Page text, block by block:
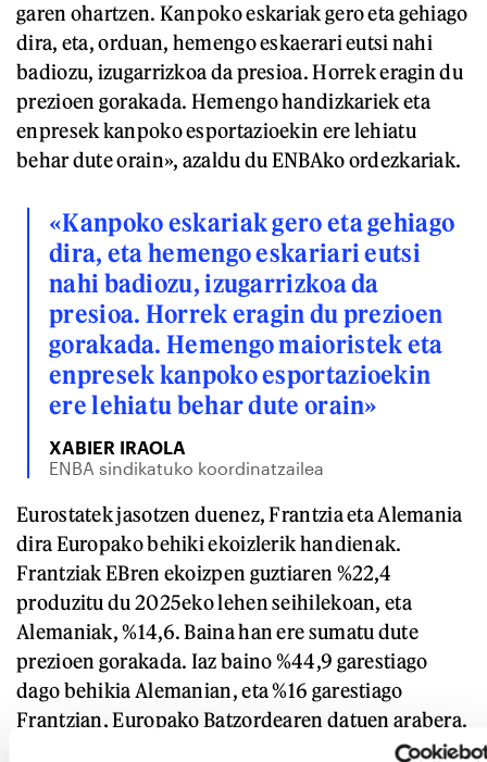
garen ohartzen. Kanpoko eskariak gero eta gehiago
dira, eta, orduan, hemengo eskaerari eutsi nahi
badiozu, izugarrizkoa da presioa. Horrek eragin du
prezioen gorakada. Hemengo handizkariek eta
enpresek kanpoko esportazioekin ere lehiatu
behar dute orain», azaldu du ENBAko ordezkariak.
«Kanpoko eskariak gero eta gehiago
dira, eta hemengo eskariari eutsi
nahi badiozu, izugarrizkoa da
presioa. Horrek eragin du prezioen
gorakada. Hemengo maioristek eta
enpresek kanpoko esportazioekin
ere lehiatu behar dute orain»
XABIER IRAOLA
ENBA sindikatuko koordinatzailea
Eurostatek jasotzen duenez, Frantzia eta Alemania
dira Europako behiki ekoizlerik handienak.
Frantziak EBren ekoizpen guztiaren %22,4
produzitu du 2025eko lehen seihilekoan, eta
Alemaniak, %14,6. Baina han ere sumatu dute
prezioen gorakada. Iaz baino %44,9 garestiago
dago behikia Alemanian, eta %16 garestiago
Frantzian, Europako Batzordearen datuen arabera.